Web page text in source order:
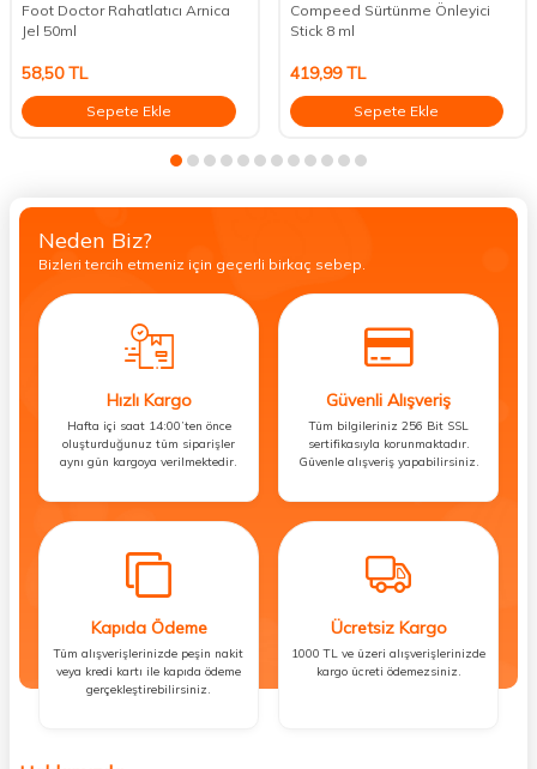
Foot Doctor Rahatlatıcı Arnica
Jel 50ml
58,50TL
Sepete Ekle
Compeed Sürtünme Önleyici
Stick 8 ml
419,99TL
Sepete Ekle
Neden Biz?
Bizleri tercih etmeniz için geçerli birkaç sebep.
Hızlı Kargo
Hafta içi saat 14:00’ten önce
oluşturduğunuz tüm siparişler
aynı gün kargoya verilmektedir.
Güvenli Alışveriş
Tüm bilgileriniz 256 Bit SSL
sertifikasıyla korunmaktadır.
Güvenle alışveriş yapabilirsiniz.
Kapıda Ödeme
Tüm alışverişlerinizde peşin nakit
veya kredi kartı ile kapıda ödeme
gerçekleştirebilirsiniz.
Ücretsiz Kargo
1000 TL ve üzeri alışverişlerinizde
kargo ücreti ödemezsiniz.